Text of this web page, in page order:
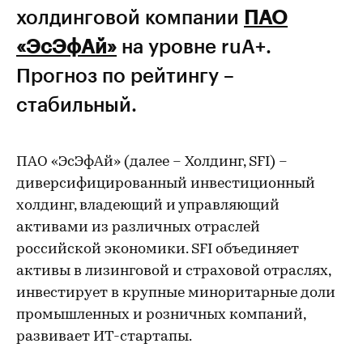
холдинговой компании ПАО
«ЭсЭфАй» на уровне ruA+.
Прогноз по рейтингу –
стабильный.
ПАО «ЭсЭфАй» (далее – Холдинг, SFI) –
диверсифицированный инвестиционный
холдинг, владеющий и управляющий
активами из различных отраслей
российской экономики. SFI объединяет
активы в лизинговой и страховой отраслях,
инвестирует в крупные миноритарные доли
промышленных и розничных компаний,
развивает ИТ-стартапы.